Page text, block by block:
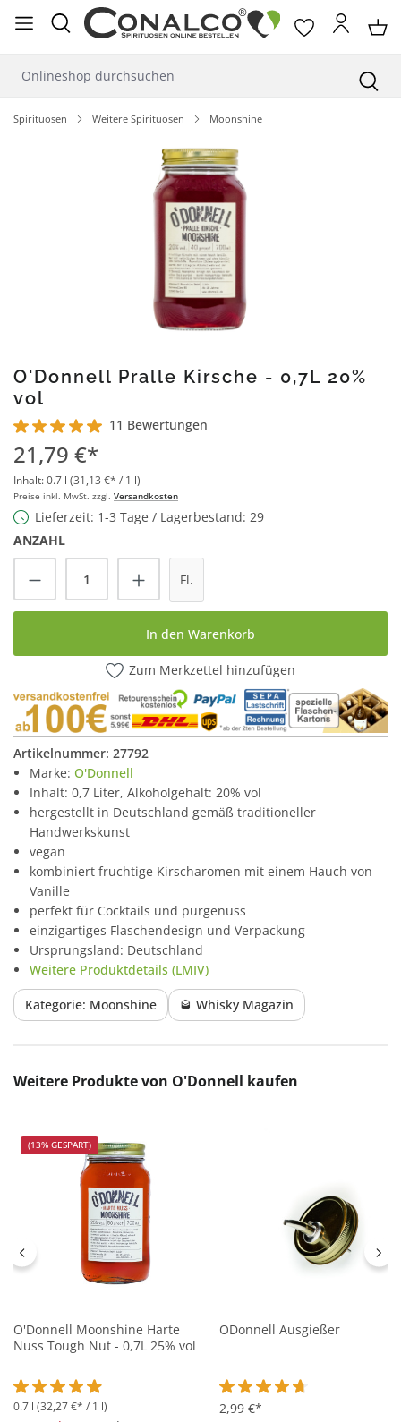
springen
Spirituosen Weitere Spirituosen Moonshine
Bildergalerie überspringen
O'Donnell Pralle Kirsche - 0,7L 20%
vol
Durchschnittliche Bewertung von 5 von 5 Sternen
11 Bewertungen
21,79 €*
Inhalt:0.7 l (31,13 €* / 1 l)
Preise inkl. MwSt. zzgl. Versandkosten
Lieferzeit: 1-3 Tage / Lagerbestand: 29
ANZAHL
Produkt Anzahl: Gib den gewünschten
Fl.
In den Warenkorb
Zum Merkzettel hinzufügen
Artikelnummer: 27792
Marke: O'Donnell
Inhalt: 0,7 Liter, Alkoholgehalt: 20% vol
hergestellt in Deutschland gemäß traditioneller
Handwerkskunst
vegan
kombiniert fruchtige Kirscharomen mit einem Hauch von
Vanille
perfekt für Cocktails und purgenuss
einzigartiges Flaschendesign und Verpackung
Ursprungsland: Deutschland
Weitere Produktdetails (LMIV)
Kategorie: Moonshine 🥃 Whisky Magazin
Produktgalerie überspringen
Weitere Produkte von O'Donnell kaufen
(13% GESPART)
O'Donnell Moonshine Harte
Nuss Tough Nut - 0,7L 25% vol
Durchschnittliche Bewertung von 4.9 von 5 Sternen
0.7 l (32,27 €* / 1 l)
ODonnell Ausgießer
Durchschnittliche
2,99 €*